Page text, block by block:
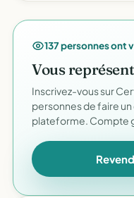
137 personnes ont
Vous
Inscrivez-vous sur
personnes de faire un
plateforme. Compte